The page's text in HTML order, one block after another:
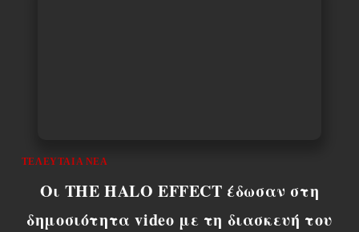
ΤΕΛΕΥΤΑΊΑ ΝΈΑ
Οι THE HALO EFFECT έδωσαν στη
δημοσιότητα video με τη διασκευή του